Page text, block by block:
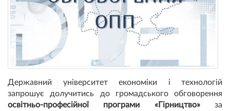
Державний університет економіки і технологій
запрошує долучитись до громадського обговорення
освітньо-професійної програми «Гірництво»за